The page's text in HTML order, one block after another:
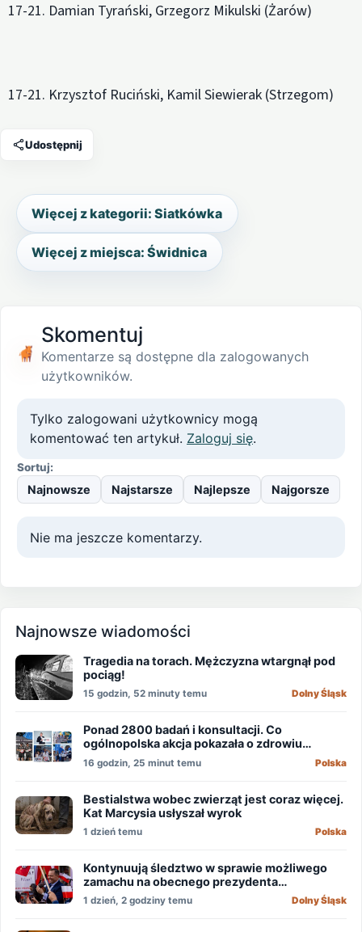
17-21. Damian Tyrański, Grzegorz Mikulski (Żarów)
17-21. Krzysztof Ruciński, Kamil Siewierak (Strzegom)
Udostępnij
Więcej z kategorii: Siatkówka
Więcej z miejsca: Świdnica
Skomentuj
Komentarze są dostępne dla zalogowanych
użytkowników.
Tylko zalogowani użytkownicy mogą
komentować ten artykuł. Zaloguj się.
Sortuj:
Najnowsze Najstarsze Najlepsze Najgorsze
Nie ma jeszcze komentarzy.
Najnowsze wiadomości
Tragedia na torach. Mężczyzna wtargnął pod
pociąg!
15 godzin, 52 minuty temu Dolny Śląsk
Ponad 2800 badań i konsultacji. Co
ogólnopolska akcja pokazała o zdrowiu
mężczyzn?
16 godzin, 25 minut temu Polska
Bestialstwa wobec zwierząt jest coraz więcej.
Kat Marcysia usłyszał wyrok
1 dzień temu Polska
Kontynuują śledztwo w sprawie możliwego
zamachu na obecnego prezydenta
Nawrockiego
1 dzień, 2 godziny temu Dolny Śląsk